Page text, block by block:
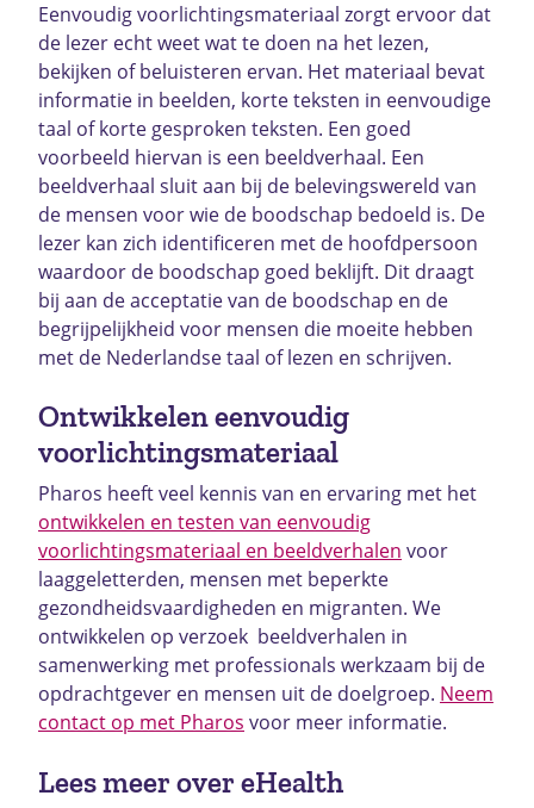
Eenvoudig voorlichtingsmateriaal zorgt ervoor dat
de lezer echt weet wat te doen na het lezen,
bekijken of beluisteren ervan. Het materiaal bevat
informatie in beelden, korte teksten in eenvoudige
taal of korte gesproken teksten. Een goed
voorbeeld hiervan is een beeldverhaal. Een
beeldverhaal sluit aan bij de belevingswereld van
de mensen voor wie de boodschap bedoeld is. De
lezer kan zich identificeren met de hoofdpersoon
waardoor de boodschap goed beklijft. Dit draagt
bij aan de acceptatie van de boodschap en de
begrijpelijkheid voor mensen die moeite hebben
met de Nederlandse taal of lezen en schrijven.
Ontwikkelen eenvoudig
voorlichtingsmateriaal
Pharos heeft veel kennis van en ervaring met het
ontwikkelen en testen van eenvoudig
voorlichtingsmateriaal en beeldverhalen voor
laaggeletterden, mensen met beperkte
gezondheidsvaardigheden en migranten. We
ontwikkelen op verzoek beeldverhalen in
samenwerking met professionals werkzaam bij de
opdrachtgever en mensen uit de doelgroep. Neem
contact op met Pharos voor meer informatie.
Lees meer over eHealth